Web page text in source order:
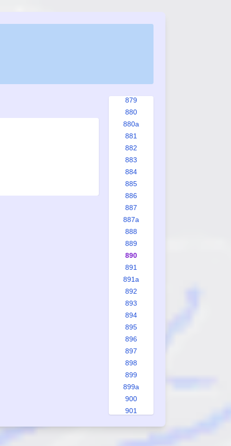
879
880
880a
881
882
883
884
885
886
887
887a
888
889
890
891
891a
892
893
894
895
896
897
898
899
899a
900
901